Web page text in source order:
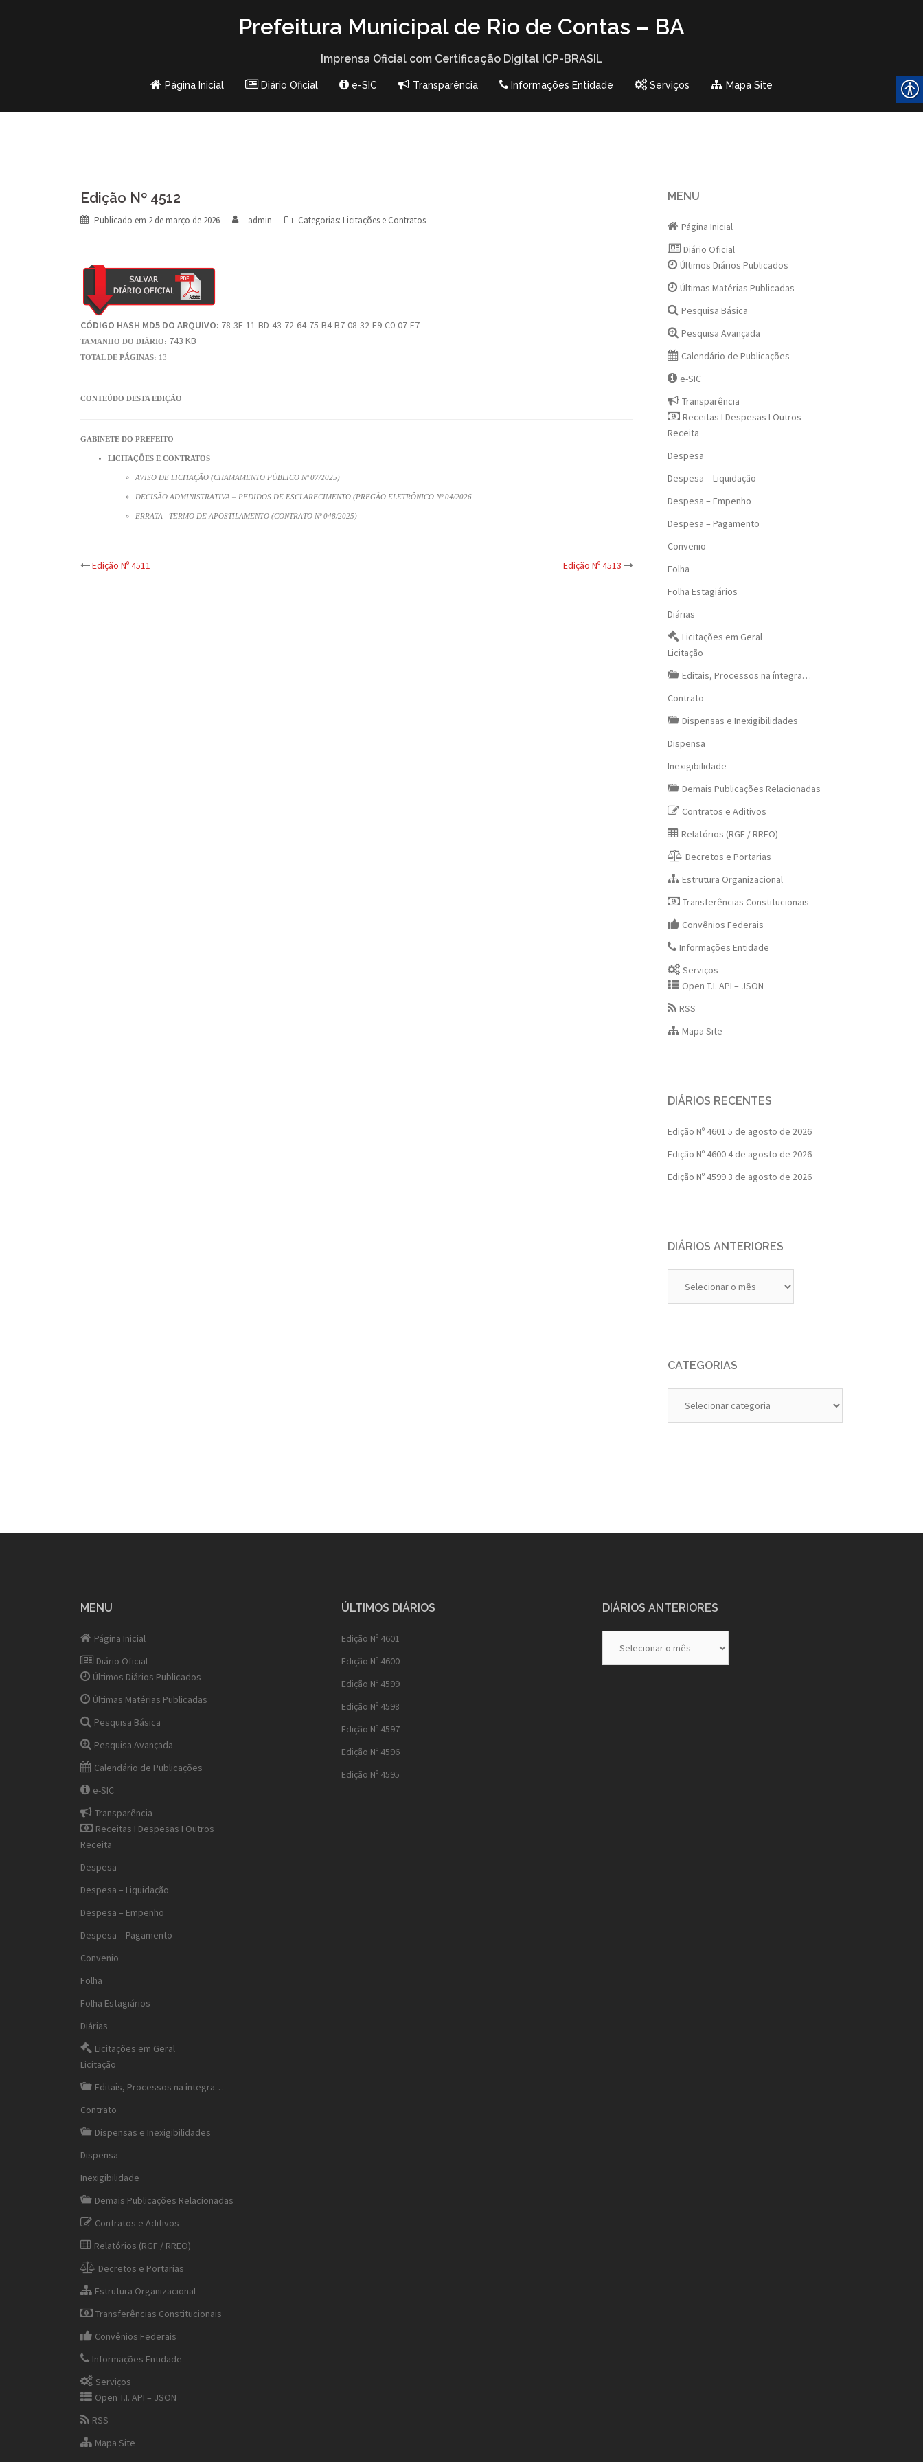
Prefeitura Municipal de Rio de Contas – BA
Imprensa Oficial com Certificação Digital ICP-BRASIL
Página Inicial Diário Oficial e-SIC Transparência Informações Entidade Serviços Mapa Site
Edição Nº 4512
Publicado em 2 de março de 2026 admin Categorias: Licitações e Contratos
CÓDIGO HASH MD5 DO ARQUIVO: 78-3F-11-BD-43-72-64-75-B4-B7-08-32-F9-C0-07-F7
TAMANHO DO DIÁRIO: 743 KB
TOTAL DE PÁGINAS: 13
CONTEÚDO DESTA EDIÇÃO
GABINETE DO PREFEITO
LICITAÇÕES E CONTRATOS
AVISO DE LICITAÇÃO (CHAMAMENTO PÚBLICO Nº 07/2025)
DECISÃO ADMINISTRATIVA – PEDIDOS DE ESCLARECIMENTO (PREGÃO ELETRÔNICO Nº 04/2026…
ERRATA | TERMO DE APOSTILAMENTO (CONTRATO Nº 048/2025)
Post
Edição Nº 4511 Edição Nº 4513
MENU
Página Inicial
Diário Oficial
Últimos Diários Publicados
Últimas Matérias Publicadas
Pesquisa Básica
Pesquisa Avançada
Calendário de Publicações
e-SIC
Transparência
Receitas I Despesas I Outros
Receita
Despesa
Despesa – Liquidação
Despesa – Empenho
Despesa – Pagamento
Convenio
Folha
Folha Estagiários
Diárias
Licitações em Geral
Licitação
Editais, Processos na íntegra…
Contrato
Dispensas e Inexigibilidades
Dispensa
Inexigibilidade
Demais Publicações Relacionadas
Contratos e Aditivos
Relatórios (RGF / RREO)
Decretos e Portarias
Estrutura Organizacional
Transferências Constitucionais
Convênios Federais
Informações Entidade
Serviços
Open T.I. API – JSON
RSS
Mapa Site
DIÁRIOS RECENTES
Edição Nº 4601 5 de agosto de 2026
Edição Nº 4600 4 de agosto de 2026
Edição Nº 45993 de agosto de 2026
DIÁRIOS ANTERIORES
Anteriores
CATEGORIAS
MENU
Página Inicial
Diário Oficial
Últimos Diários Publicados
Últimas Matérias Publicadas
Pesquisa Básica
Pesquisa Avançada
Calendário de Publicações
e-SIC
Transparência
Receitas I Despesas I Outros
Receita
Despesa
Despesa – Liquidação
Despesa – Empenho
Despesa – Pagamento
Convenio
Folha
Folha Estagiários
Diárias
Licitações em Geral
Licitação
Editais, Processos na íntegra…
Contrato
Dispensas e Inexigibilidades
Dispensa
Inexigibilidade
Demais Publicações Relacionadas
Contratos e Aditivos
Relatórios (RGF / RREO)
Decretos e Portarias
Estrutura Organizacional
Transferências Constitucionais
Convênios Federais
Informações Entidade
Serviços
Open T.I. API – JSON
RSS
Mapa Site
ÚLTIMOS DIÁRIOS
Edição Nº 4601
Edição Nº 4600
Edição Nº 4599
Edição Nº 4598
Edição Nº 4597
Edição Nº 4596
Edição Nº 4595
DIÁRIOS ANTERIORES
Anteriores